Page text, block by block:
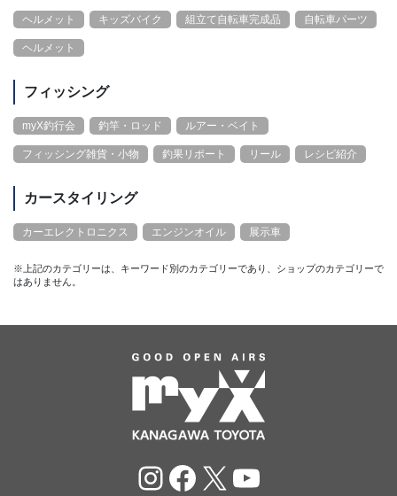
ヘルメット キッズバイク 組立て自転車完成品 自転車パーツ
ヘルメット
フィッシング
myX釣行会 釣竿・ロッド ルアー・ベイト
フィッシング雑貨・小物 釣果リポート リール レシピ紹介
カースタイリング
カーエレクトロニクス エンジンオイル 展示車
※上記のカテゴリーは、キーワード別のカテゴリーであり、ショップのカテゴリーで
はありません。
Instagram
Facebook
X YouTube